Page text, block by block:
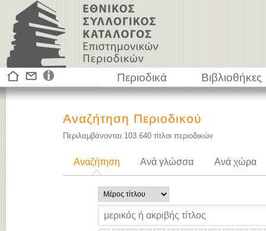
Περιοδικά Βιβλιοθήκες
Αναζήτηση Περιοδικού
Περιλαμβάνονται 103.640 τίτλοι περιοδικών
Αναζήτηση Ανά γλώσσα Ανά χώρα